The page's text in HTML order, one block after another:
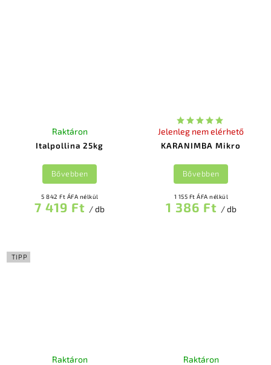
Italpollina 25kg
Raktáron
5 842 Ft ÁFA nélkül
7 419 Ft / db
Bővebben
KARANIMBA Mikro
Jelenleg nem elérhető
1 155 Ft ÁFA nélkül
1 386 Ft / db
Bővebben
TIPP
Raktáron Raktáron